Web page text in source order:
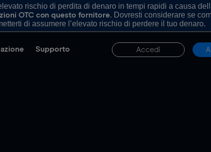
rischio di perdita di denaro in tempi rapidi a causa
OTC con questo fornitore. Dovresti considerare se
di assumere l’elevato rischio di perdere il tuo denaro.
Supporto Accedi